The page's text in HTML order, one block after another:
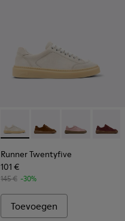
Runner Twentyfive -
Runner Twentyfive -
Runner
Runner Twentyfive
101 €
145 € -30%
Toevoegen